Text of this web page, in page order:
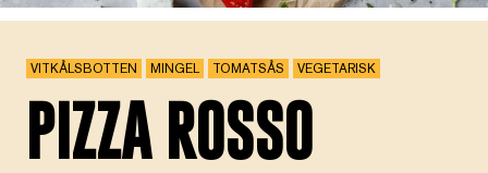
VITKÅLSBOTTEN MINGEL TOMATSÅS VEGETARISK
PIZZA ROSSO